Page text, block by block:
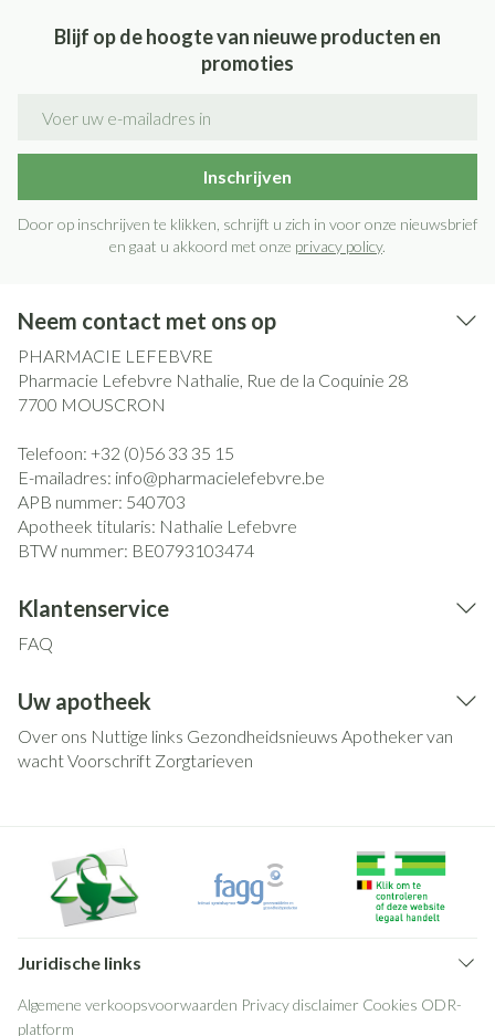
Blijf op de hoogte van nieuwe producten en
promoties
Inschrijven
Door op inschrijven te klikken, schrijft u zich in voor onze nieuwsbrief
en gaat u akkoord met onze privacy policy.
Neem contact met ons op
PHARMACIE LEFEBVRE
Pharmacie Lefebvre Nathalie, Rue de la Coquinie 28
7700 MOUSCRON
Telefoon: +32 (0)56 33 35 15
E-mailadres: info@pharmacielefebvre.be
APB nummer: 540703
Apotheek titularis: Nathalie Lefebvre
BTW nummer: BE0793103474
Klantenservice
FAQ
Uw apotheek
Over ons Nuttige links Gezondheidsnieuws Apotheker van
wachtVoorschrift Zorgtarieven
Juridische links
Algemene verkoopsvoorwaarden Privacy disclaimer Cookies ODR-
platform